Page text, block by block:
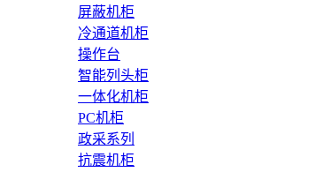
屏蔽机柜
冷通道机柜
操作台
智能列头柜
一体化机柜
PC机柜
政采系列
抗震机柜